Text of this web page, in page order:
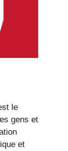
le
gens et
et